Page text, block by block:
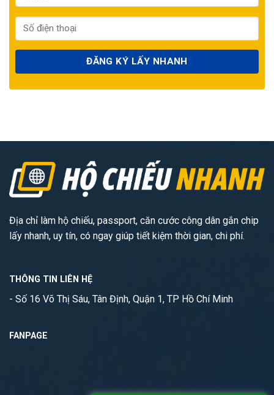
Địa chỉ làm hộ chiếu, passport, căn cước công dân gắn chip
lấy nhanh, uy tín, có ngay giúp tiết kiệm thời gian, chi phí.
THÔNG TIN LIÊN HỆ
- Số 16 Võ Thị Sáu, Tân Định, Quận 1, TP Hồ Chí Minh
FANPAGE